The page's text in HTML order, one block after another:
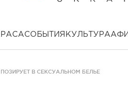
СОБЫТИЯ КУЛЬТУРА
В СЕКСУАЛЬНОМ БЕЛЬЕ